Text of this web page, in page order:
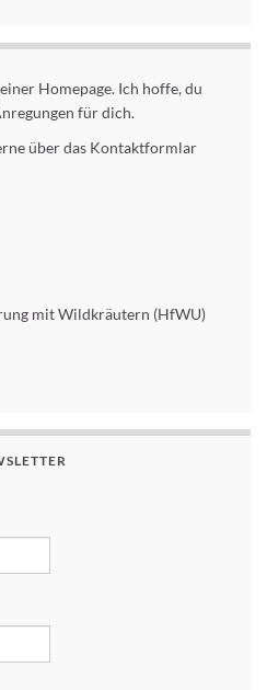
Homepage. Ich hoffe, du
für dich.
über das Kontaktformlar
mit Wildkräutern (HfWU)